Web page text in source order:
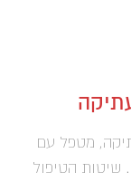
מטפל עם
שיטות הטיפול